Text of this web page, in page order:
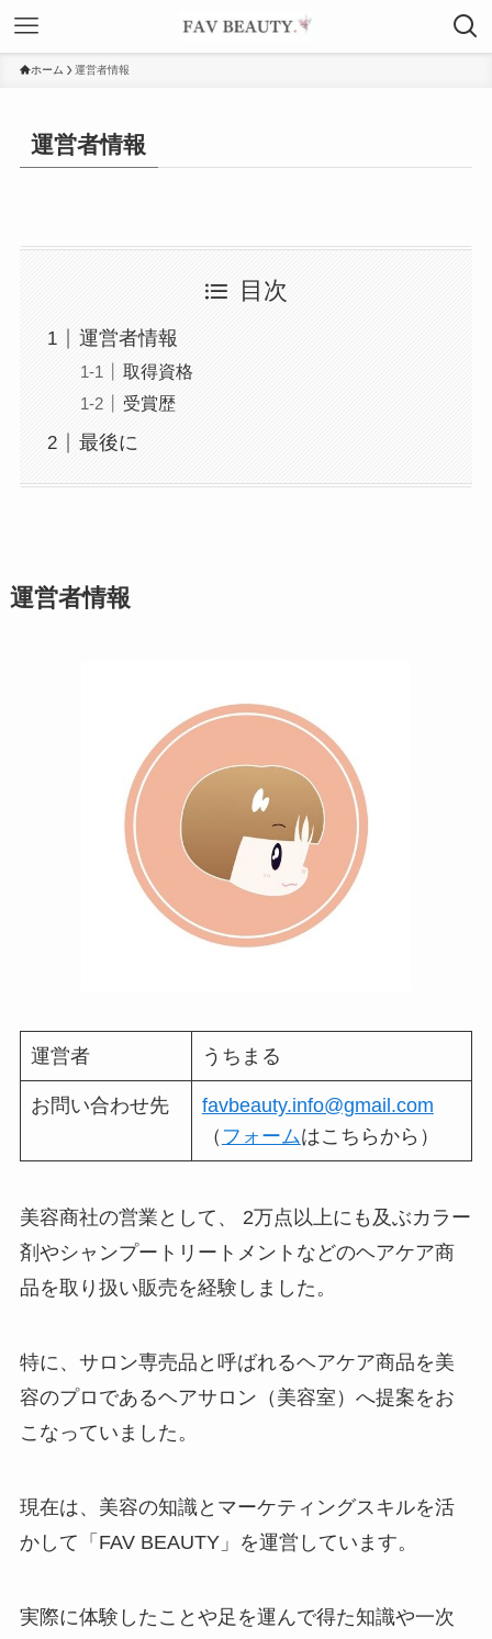
ホーム 運営者情報
運営者情報
目次
運営者情報
取得資格
受賞歴
最後に
運営者情報
運営者 うちまる
お問い合わせ先
favbeauty.info@gmail.com
（ フォームはこちらから）
美容商社の営業として、 2万点以上にも及ぶカラー
剤やシャンプートリートメントなどのヘアケア商
品を取り扱い販売を経験しました。
特に、サロン専売品と呼ばれるヘアケア商品を美
容のプロであるヘアサロン（美容室）へ提案をお
こなっていました。
現在は、美容の知識とマーケティングスキルを活
かして「FAV BEAUTY」を運営しています。
実際に体験したことや足を運んで得た知識や一次